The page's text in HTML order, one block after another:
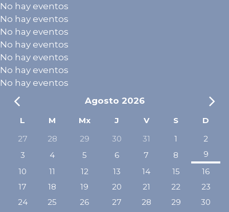
No hay eventos
No hay eventos
No hay eventos
No hay eventos
No hay eventos
No hay eventos
No hay eventos
Mes
anterior
Agosto 2026
L M Mx J V S
D
27
28 29 30 31 1
2
3
4 5 6 7 8
9
10
11 12 13 14 15
16
17
18 19 20 21 22
23
24
25 26 27 28 29
30